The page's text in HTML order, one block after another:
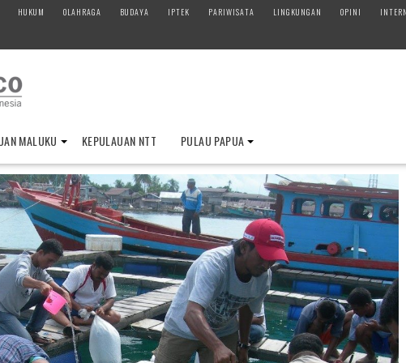
HUKUM OLAHRAGA BUDAYA IPTEK PARIWISATA LINGKUNGAN OPINI
MALUKU KEPULAUAN NTT PULAU PAPUA